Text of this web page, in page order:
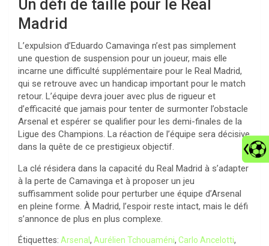
Un défi de taille pour le Real
Madrid
L’expulsion d’Eduardo Camavinga n’est pas simplement
une question de suspension pour un joueur, mais elle
incarne une difficulté supplémentaire pour le Real Madrid,
qui se retrouve avec un handicap important pour le match
retour. L’équipe devra jouer avec plus de rigueur et
d’efficacité que jamais pour tenter de surmonter l’obstacle
Arsenal et espérer se qualifier pour les demi-finales de la
Ligue des Champions. La réaction de l’équipe sera décisive
dans la quête de ce prestigieux objectif.
La clé résidera dans la capacité du Real Madrid à s’adapter
à la perte de Camavinga et à proposer un jeu
suffisamment solide pour perturber une équipe d’Arsenal
en pleine forme. À Madrid, l’espoir reste intact, mais le défi
s’annonce de plus en plus complexe.
Étiquettes: Arsenal , Aurélien Tchouaméni, Carlo Ancelotti,